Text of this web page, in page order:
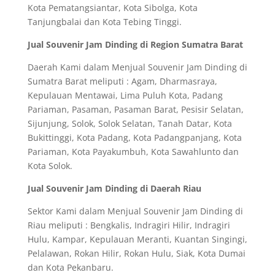
Kota Pematangsiantar, Kota Sibolga, Kota
Tanjungbalai dan Kota Tebing Tinggi.
Jual Souvenir Jam Dinding di Region Sumatra Barat
Daerah Kami dalam Menjual Souvenir Jam Dinding di
Sumatra Barat meliputi : Agam, Dharmasraya,
Kepulauan Mentawai, Lima Puluh Kota, Padang
Pariaman, Pasaman, Pasaman Barat, Pesisir Selatan,
Sijunjung, Solok, Solok Selatan, Tanah Datar, Kota
Bukittinggi, Kota Padang, Kota Padangpanjang, Kota
Pariaman, Kota Payakumbuh, Kota Sawahlunto dan
Kota Solok.
Jual Souvenir Jam Dinding di Daerah Riau
Sektor Kami dalam Menjual Souvenir Jam Dinding di
Riau meliputi : Bengkalis, Indragiri Hilir, Indragiri
Hulu, Kampar, Kepulauan Meranti, Kuantan Singingi,
Pelalawan, Rokan Hilir, Rokan Hulu, Siak, Kota Dumai
dan Kota Pekanbaru.